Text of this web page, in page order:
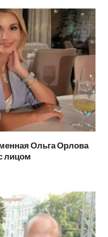
Ольга Орлова
лицом